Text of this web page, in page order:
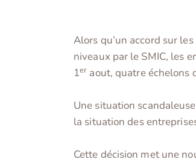
Alors qu’un accord sur
niveaux par le SMIC, les
1er aout, quatre échelons
Une situation
la situation des
Cette décision met une